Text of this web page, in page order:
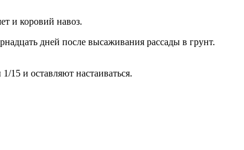
и коровий навоз.
дней после высаживания рассады в грунт.
15 и оставляют настаиваться.